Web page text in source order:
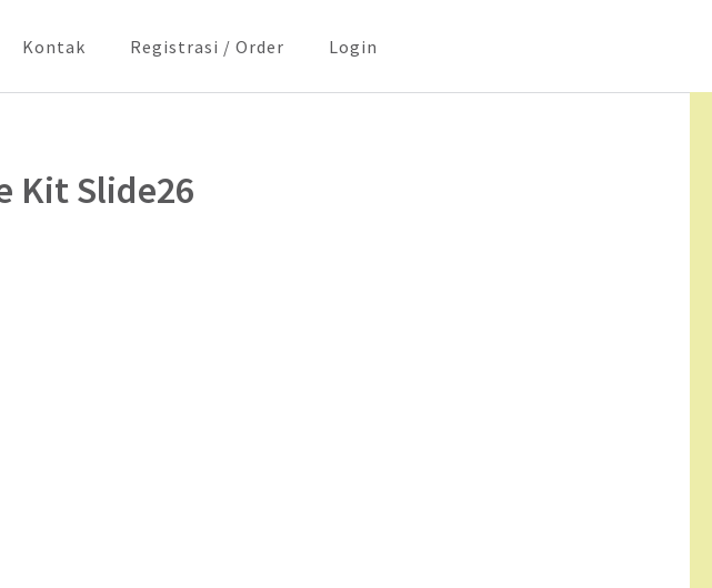
Kontak Registrasi / Order Login
Kit Slide26